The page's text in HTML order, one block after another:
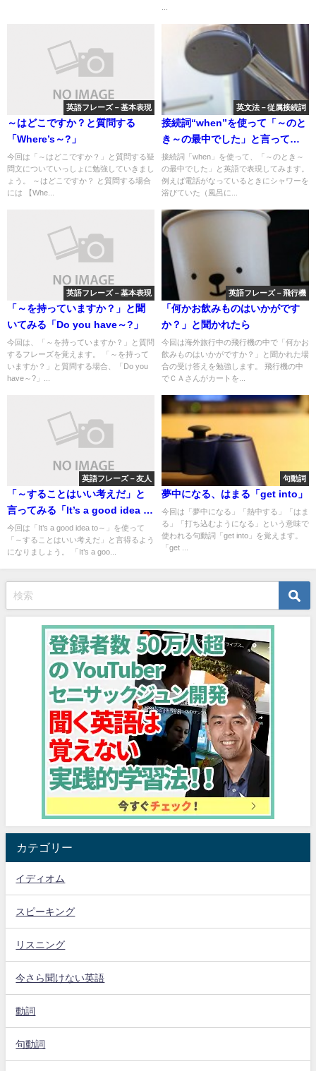
英語フレーズ－基本表現
～はどこですか？と質問する
「Where’s～?」
今回は「～はどこですか？」と質問する疑
問文についていっしょに勉強していきまし
ょう。 ～はどこですか？ と質問する場合
には 【Whe...
英文法－従属接続詞
接続詞“when”を使って「～のと
き～の最中でした」と言ってみ
る
接続詞「when」を使って、「～のとき～
の最中でした」と英語で表現してみます。
例えば電話がなっているときにシャワーを
浴びていた（風呂に...
英語フレーズ－基本表現
「～を持っていますか？」と聞
いてみる「Do you have～?」
今回は、「～を持っていますか？」と質問
するフレーズを覚えます。 「～を持って
いますか？」と質問する場合、「Do you
have～?」...
英語フレーズ－飛行機
「何かお飲みものはいかがです
か？」と聞かれたら
今回は海外旅行中の飛行機の中で「何かお
飲みものはいかがですか？」と聞かれた場
合の受け答えを勉強します。 飛行機の中
でＣＡさんがカートを...
英語フレーズ－友人
「～することはいい考えだ」と
言ってみる「It’s a good idea to
～」
今回は「It’s a good idea to～」を使って
「～することはいい考えだ」と言得るよう
になりましょう。 「It’s a goo...
句動詞
夢中になる、はまる「get into」
今回は「夢中になる」「熱中する」「はま
る」「打ち込むようになる」という意味で
使われる句動詞「get into」を覚えます。
「get ...
カテゴリー
イディオム
スピーキング
リスニング
今さら聞けない英語
動詞
句動詞